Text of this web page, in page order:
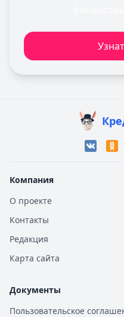
Компания
О проекте
Контакты
Редакция
Карта сайта
Документы
Пользовательское